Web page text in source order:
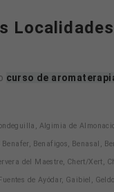
Localidades
curso de
Algimia de
Benafigos, Benasal,
del Maestre, Chert/Xert,
de Ayódar, Gaibiel,